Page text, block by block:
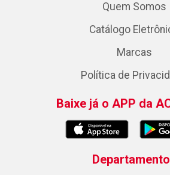
Quem Somos
Catálogo
Marcas
Política de
Baixe já o APP da